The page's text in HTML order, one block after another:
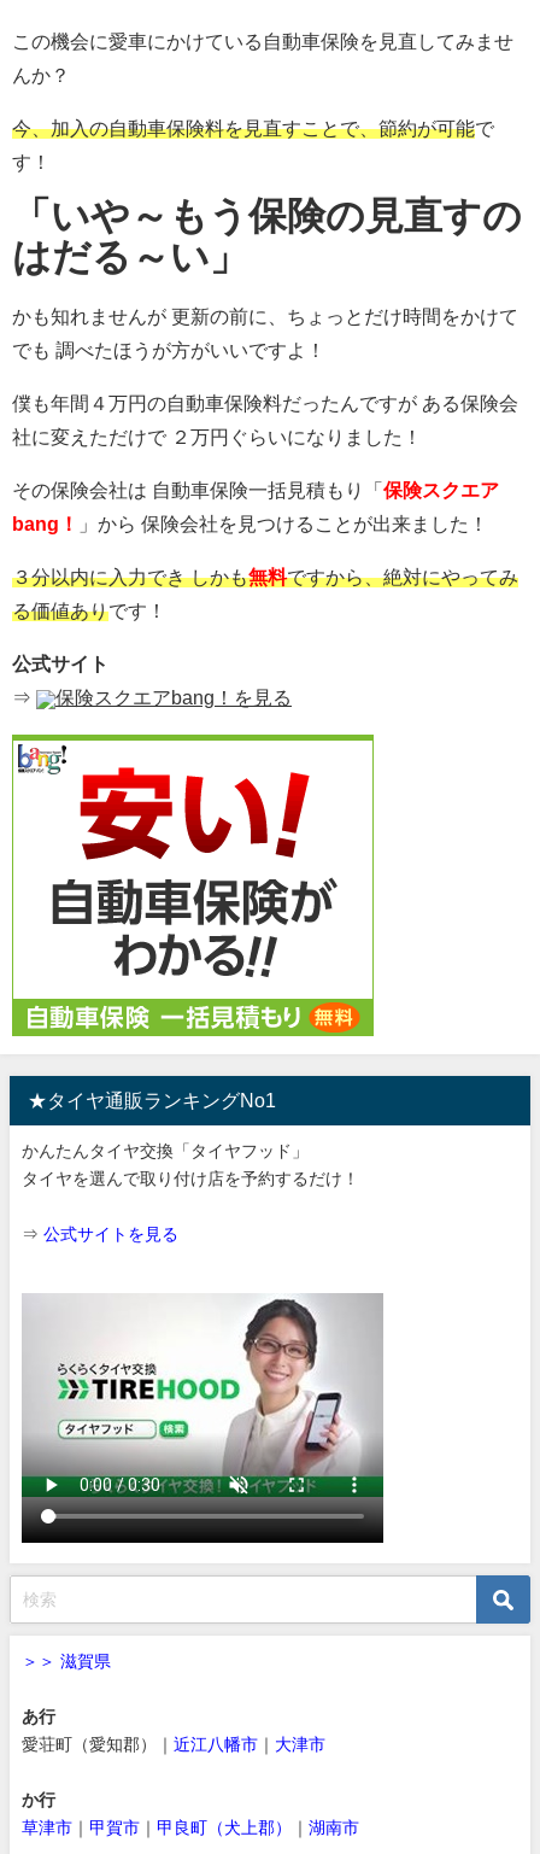
この機会に愛車にかけている自動車保険を見直してみませ
んか？
今、加入の自動車保険料を見直すことで、節約が可能で
す！
「いや～もう保険の見直すの
はだる～い」
かも知れませんが 更新の前に、ちょっとだけ時間をかけて
でも 調べたほうが方がいいですよ！
僕も年間４万円の自動車保険料だったんですが ある保険会
社に変えただけで ２万円ぐらいになりました！
その保険会社は 自動車保険一括見積もり「 保険スクエア
bang！
」から 保険会社を見つけることが出来ました！
３分以内に入力でき しかも無料ですから、絶対にやってみ
る価値ありです！
公式サイト
⇒
保険スクエアbang！を見る
★タイヤ通販ランキングNo1
かんたんタイヤ交換「タイヤフッド」
タイヤを選んで取り付け店を予約するだけ！
⇒ 公式サイトを見る
＞＞ 滋賀県
あ行
愛荘町（愛知郡）｜ 近江八幡市 ｜ 大津市
か行
草津市 ｜ 甲賀市 ｜ 甲良町（犬上郡） ｜ 湖南市